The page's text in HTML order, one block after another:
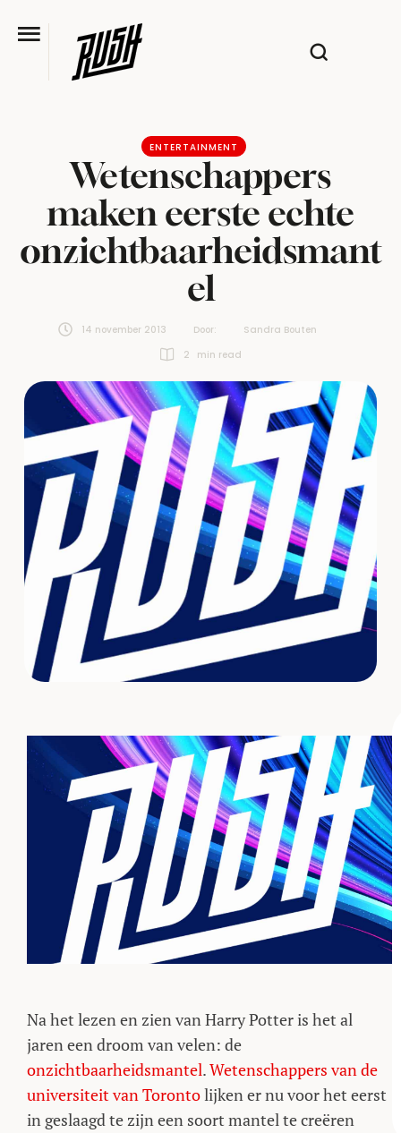
ENTERTAINMENT
Wetenschappers
maken eerste echte
onzichtbaarheidsmant
el
14 november 2013 Door:
Sandra Bouten
2
min read
Na het lezen en zien van Harry Potter is het al
jaren een droom van velen: de
onzichtbaarheidsmantel.Wetenschappers van de
universiteit van Torontolijken er nu voor het eerst
in geslaagd te zijn een soort mantel te creëren